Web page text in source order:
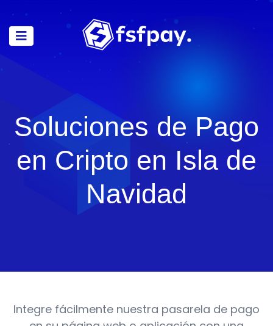
Soluciones de Pago
en Cripto en Isla de
Navidad
Integre fácilmente nuestra pasarela de pago